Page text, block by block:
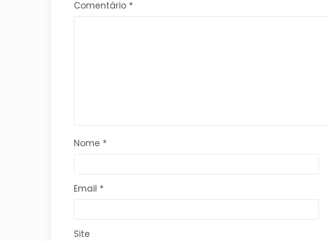
Comentário *
Nome *
Email *
Site